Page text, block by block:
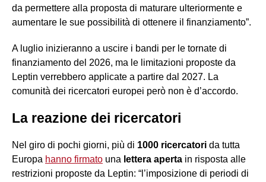
da permettere alla proposta di maturare ulteriormente e
aumentare le sue possibilità di ottenere il finanziamento”.
A luglio inizieranno a uscire i bandi per le tornate di
finanziamento del 2026, ma le limitazioni proposte da
Leptin verrebbero applicate a partire dal 2027. La
comunità dei ricercatori europei però non è d’accordo.
La reazione dei ricercatori
Nel giro di pochi giorni, più di 1000 ricercatori da tutta
Europa hanno firmato una lettera aperta in risposta alle
restrizioni proposte da Leptin: “l’imposizione di periodi di